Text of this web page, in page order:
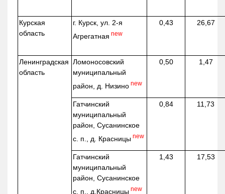
Курская
область
г. Курск, ул. 2-я
Агрегатная new
0,43 26,67
Ленинградская
область
Ломоносовский
муниципальный
район, д. Низино new
0,50 1,47
Гатчинский
муниципальный
район, Сусанинское
с. п., д. Красницы new
0,84 11,73
Гатчинский
муниципальный
район, Сусанинское
с. п., д.Красницы new
1,43 17,53